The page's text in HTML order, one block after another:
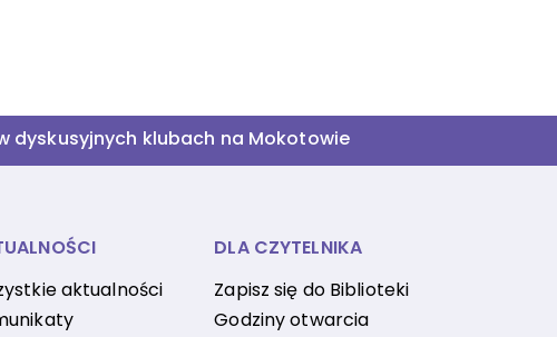
dyskusyjnych klubach na Mokotowie
aktualności
DLA CZYTELNIKA
Zapisz się do Biblioteki
Godziny otwarcia